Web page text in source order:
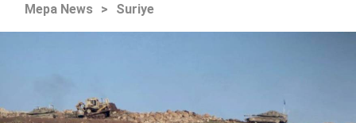
Mepa News > Suriye